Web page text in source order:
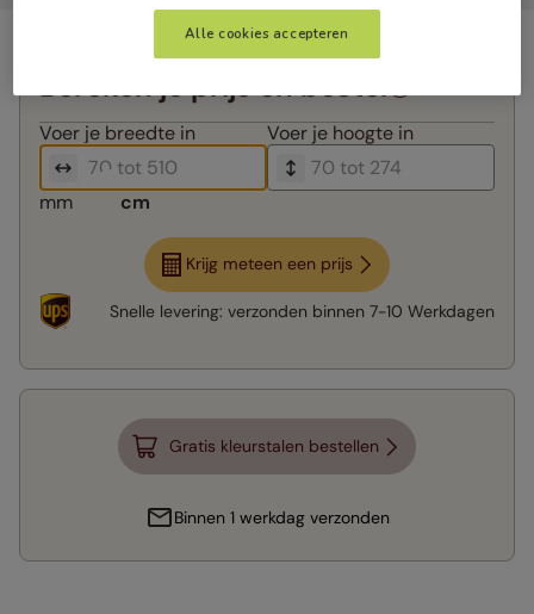
Bereken je prijs en bestel
Voer je breedte in Voer je hoogte in
mm cm
Krijg meteen een prijs
Snelle levering: verzonden binnen 7-10 Werkdagen
Gratis kleurstalen bestellen
Binnen 1 werkdag verzonden
Alle cookies accepteren